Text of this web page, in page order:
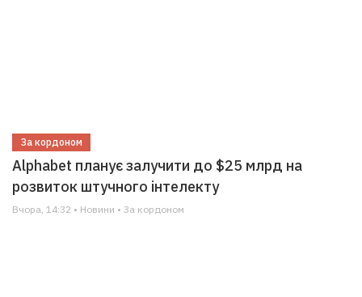
За кордоном
Alphabet планує залучити до $25 млрд на
розвиток штучного інтелекту
Вчора, 14:32 • Новини • За кордоном